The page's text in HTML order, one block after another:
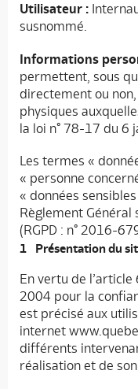
Utilisateur :
susnommé.
Informations
permettent, sous
directement ou
physiques
la loi n° 78-17 du 6
Les termes «
« personne
« données
Règlement Général
(RGPD : n° 2016-
Présentation du
En vertu de
2004 pour la
est précisé aux
internet
différents
réalisation et de